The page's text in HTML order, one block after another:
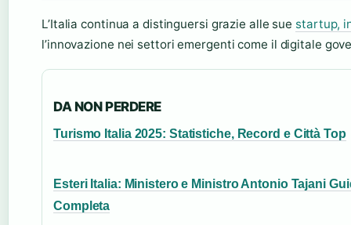
L’Italia continua a distinguersi grazie alle sue startup,
l’innovazione nei settori emergenti come il digitale
DA NON PERDERE
Turismo Italia 2025: Statistiche, Record e Città Top
Esteri Italia: Ministero e Ministro Antonio Tajani
Completa